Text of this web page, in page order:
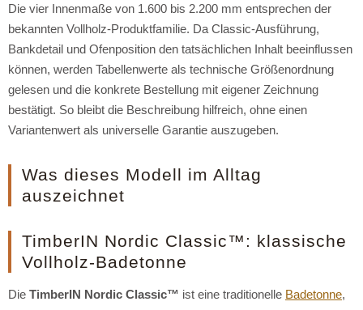
Die vier Innenmaße von 1.600 bis 2.200 mm entsprechen der
bekannten Vollholz-Produktfamilie. Da Classic-Ausführung,
Bankdetail und Ofenposition den tatsächlichen Inhalt beeinflussen
können, werden Tabellenwerte als technische Größenordnung
gelesen und die konkrete Bestellung mit eigener Zeichnung
bestätigt. So bleibt die Beschreibung hilfreich, ohne einen
Variantenwert als universelle Garantie auszugeben.
Was dieses Modell im Alltag
auszeichnet
TimberIN Nordic Classic™: klassische
Vollholz-Badetonne
Die TimberIN Nordic Classic™ ist eine traditionelle Badetonne,